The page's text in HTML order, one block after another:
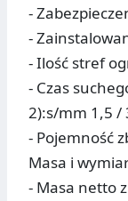
-
-
- Ilość stref
- Czas
2):s/mm 1,5 /
- Pojemność
Masa i
- Masa netto